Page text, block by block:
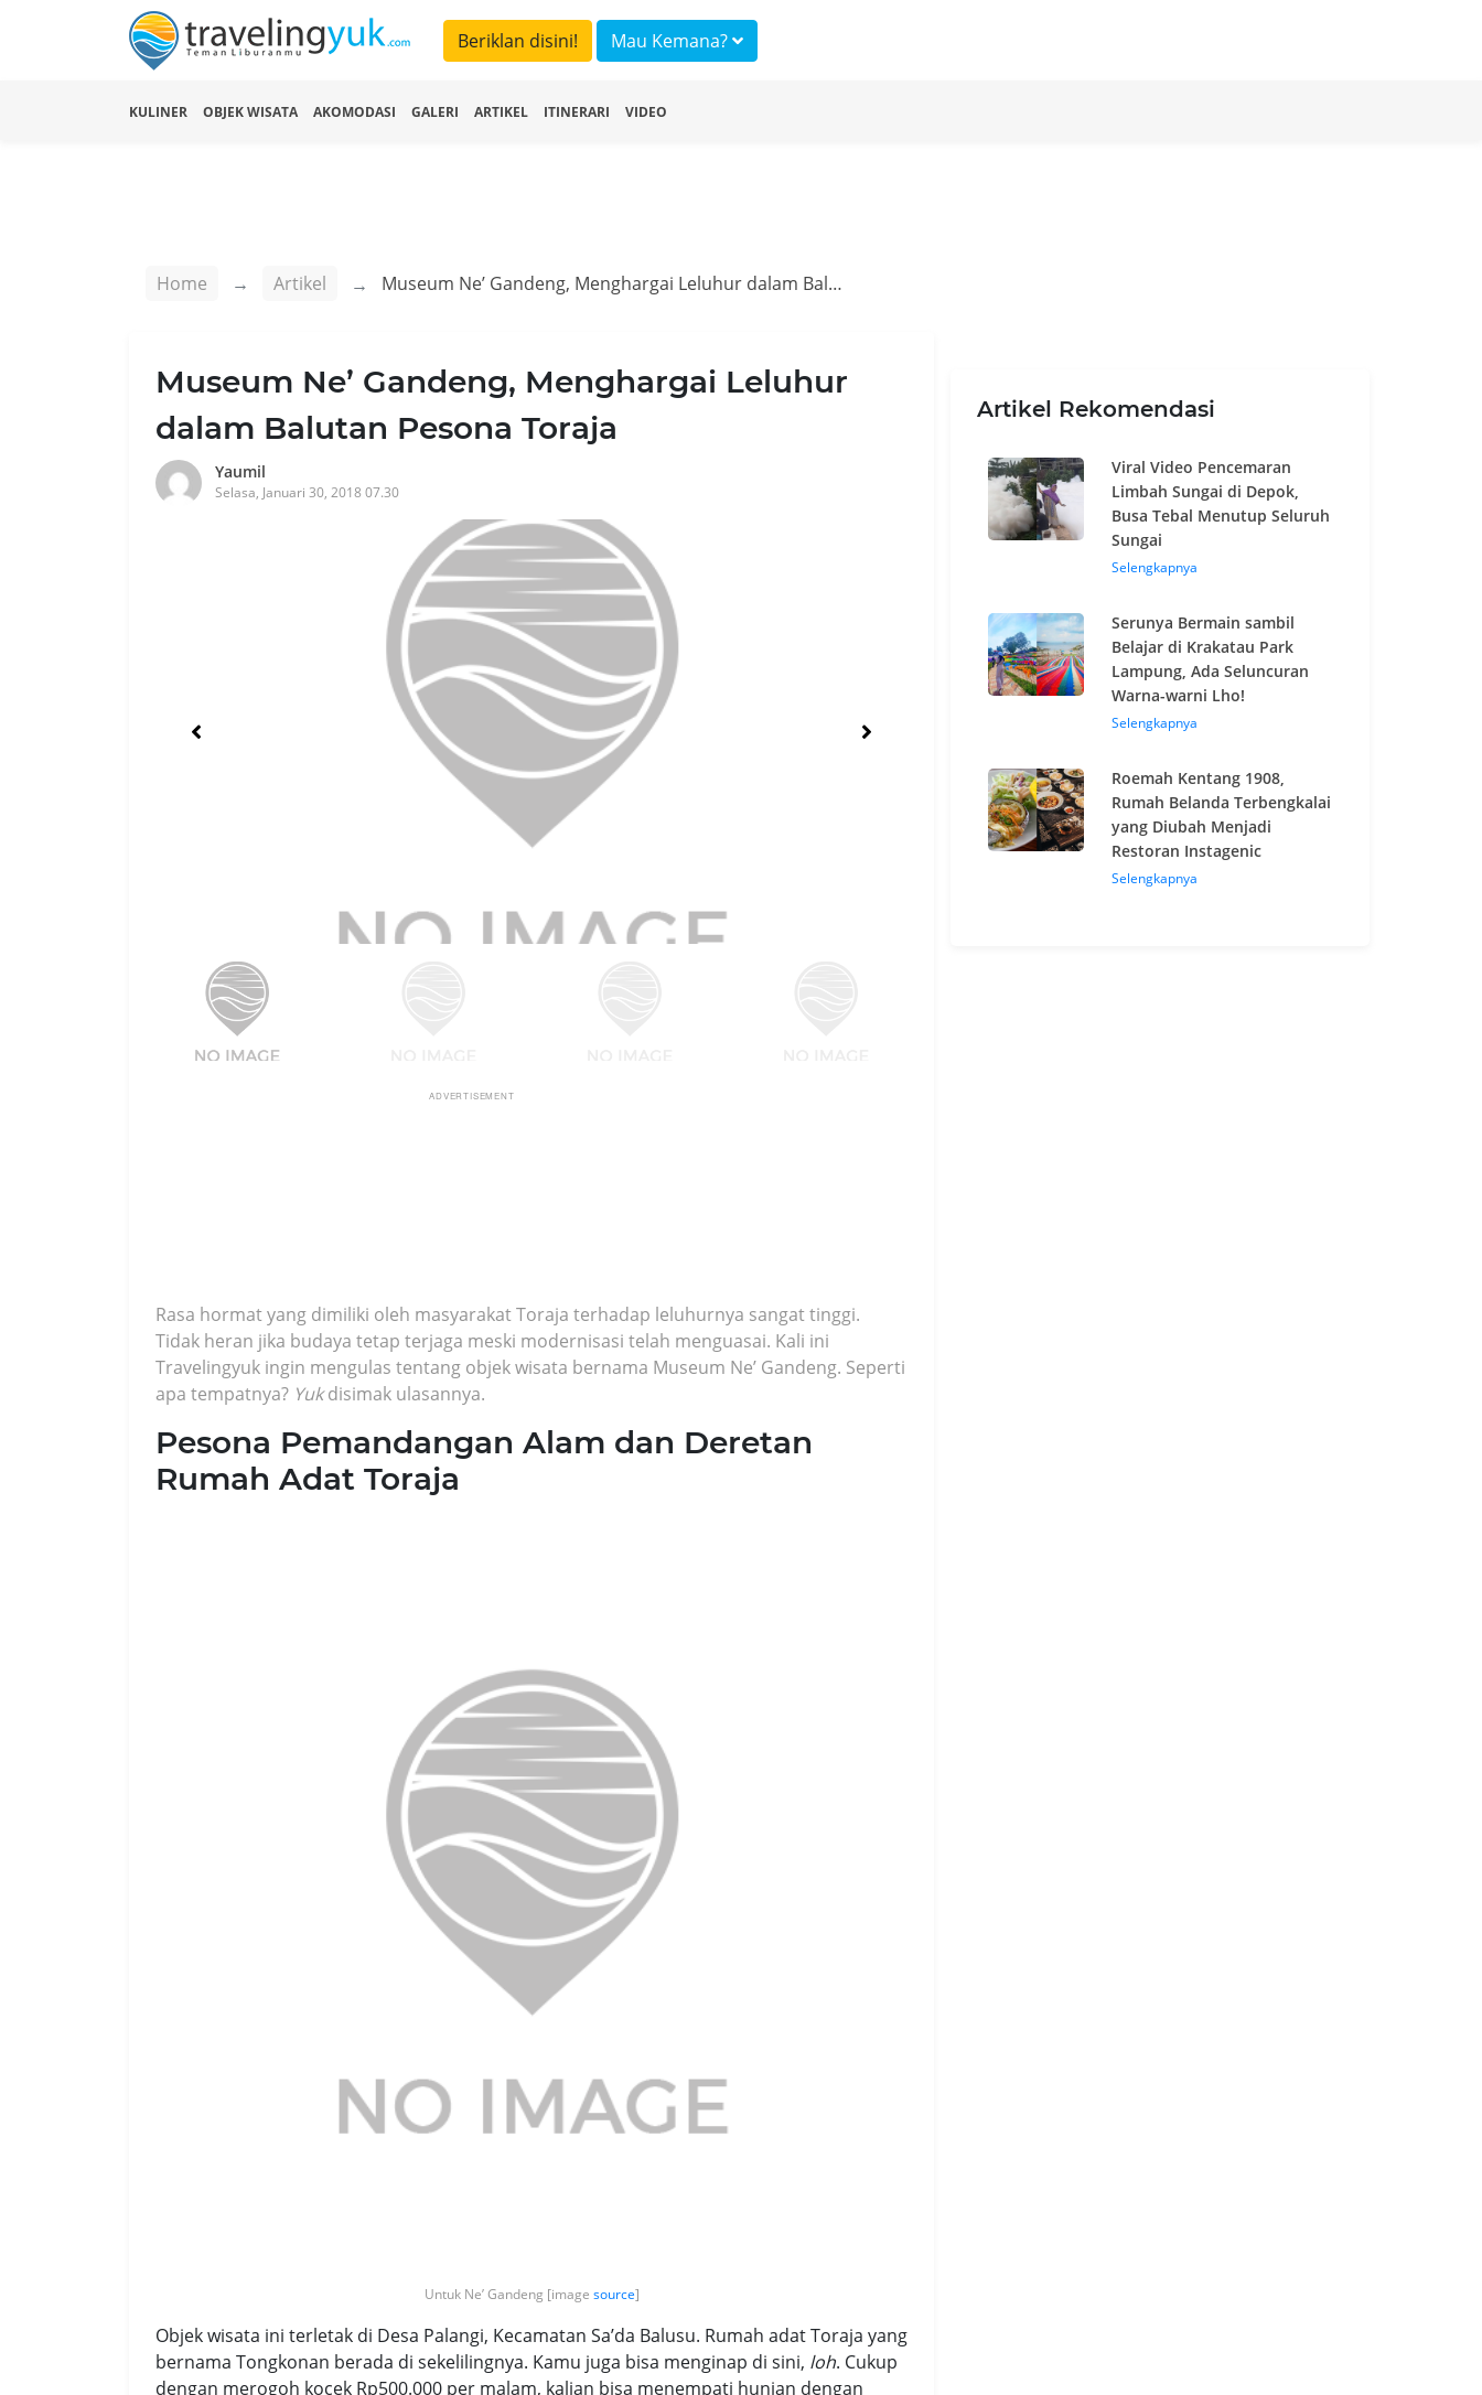
Beriklan disini! Mau Kemana?
KULINER OBJEK WISATA AKOMODASI GALERI ARTIKEL ITINERARI VIDEO
Home Artikel Museum Ne’ Gandeng, Menghargai Leluhur dalam Balutan Pesona Toraja
Museum Ne’ Gandeng, Menghargai Leluhur
dalam Balutan Pesona Toraja
Yaumil
Selasa, Januari 30, 2018 07.30
ADVERTISEMENT
Rasa hormat yang dimiliki oleh masyarakat Toraja terhadap leluhurnya sangat tinggi.
Tidak heran jika budaya tetap terjaga meski modernisasi telah menguasai. Kali ini
Travelingyuk ingin mengulas tentang objek wisata bernama Museum Ne’ Gandeng. Seperti
apa tempatnya? Yukdisimak ulasannya.
Pesona Pemandangan Alam dan Deretan
Rumah Adat Toraja
Untuk Ne’ Gandeng [image source]
Objek wisata ini terletak di Desa Palangi, Kecamatan Sa’da Balusu. Rumah adat Toraja yang
bernama Tongkonan berada di sekelilingnya. Kamu juga bisa menginap di sini, loh. Cukup
dengan merogoh kocek Rp500.000 per malam, kalian bisa menempati hunian dengan
Artikel Rekomendasi
Viral Video Pencemaran
Limbah Sungai di Depok,
Busa Tebal Menutup Seluruh
Sungai
Selengkapnya
Serunya Bermain sambil
Belajar di Krakatau Park
Lampung, Ada Seluncuran
Warna-warni Lho!
Selengkapnya
Roemah Kentang 1908,
Rumah Belanda Terbengkalai
yang Diubah Menjadi
Restoran Instagenic
Selengkapnya